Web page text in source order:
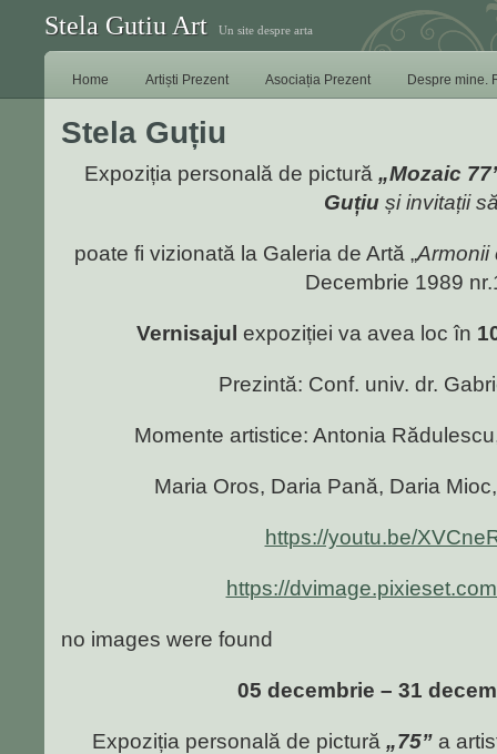
Stela Gutiu Art Un site despre arta
Home Artiști Prezent Asociația Prezent Despre mine.
Stela Guțiu
Expoziția personală de pictură „Mozaic
Guțiu și invitații
poate fi vizionată la Galeria de Artă „Armonii
Decembrie 1989
Vernisajul expoziției va avea loc în
Prezintă: Conf. univ. dr.
Momente artistice: Antonia
Maria Oros, Daria Pană, Daria
https://youtu.be/
https://
no images were found
05 decembrie – 31
Expoziția personală de pictură „75” a